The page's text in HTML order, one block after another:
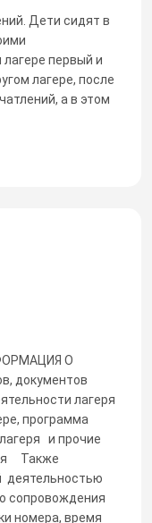
Дети сидят в
первый и
лагере, после
а в этом
О
документов
лагеря
программа
и прочие
Также
деятельностью
сопровождения
номера, время